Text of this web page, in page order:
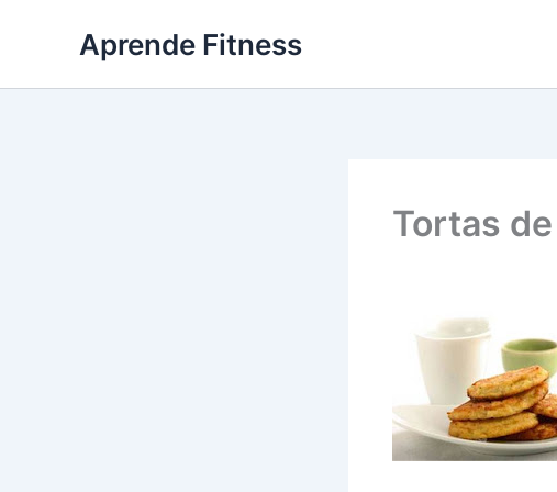
Aprende Fitness
Tortas